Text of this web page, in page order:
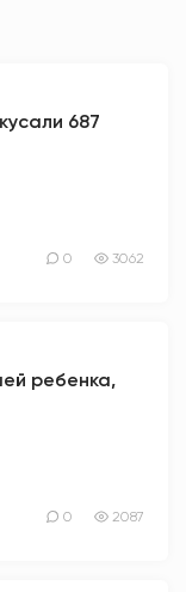
687
0 3062
ребенка,
0 2087